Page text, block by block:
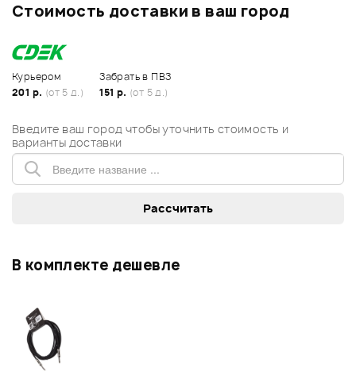
Стоимость доставки в ваш город
Курьером
201 р. (от 5 д.)
Забрать в ПВЗ
151 р. (от 5 д.)
Введите ваш город чтобы уточнить стоимость и
варианты доставки
В комплекте дешевле